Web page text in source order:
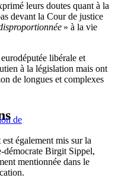
leurs doutes quant à la
devant la Cour de justice
» à la vie
libérale et
à la législation mais ont
de longues et complexes
de
également mis sur la
démocrate Birgit Sippel,
mentionnée dans le